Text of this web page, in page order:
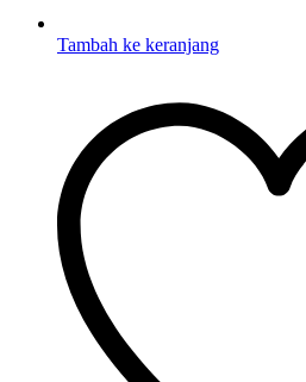
Tambah ke keranjang